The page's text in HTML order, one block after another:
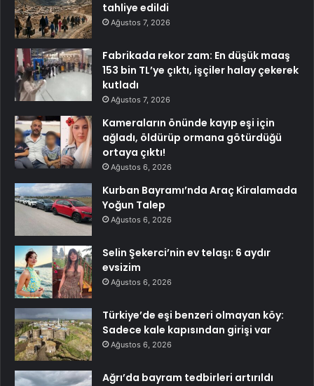
tahliye edildi
Ağustos 7, 2026
Fabrikada rekor zam: En düşük maaş
153 bin TL’ye çıktı, işçiler halay çekerek
kutladı
Ağustos 7, 2026
Kameraların önünde kayıp eşi için
ağladı, öldürüp ormana götürdüğü
ortaya çıktı!
Ağustos 6, 2026
Kurban Bayramı’nda Araç Kiralamada
Yoğun Talep
Ağustos 6, 2026
Selin Şekerci’nin ev telaşı: 6 aydır
evsizim
Ağustos 6, 2026
Türkiye’de eşi benzeri olmayan köy:
Sadece kale kapısından girişi var
Ağustos 6, 2026
Ağrı’da bayram tedbirleri artırıldı